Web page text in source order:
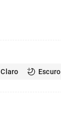
Claro Escuro